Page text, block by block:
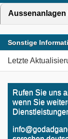
Aussenanlagen
Sonstige
Letzte
Rufen Sie uns
wenn Sie